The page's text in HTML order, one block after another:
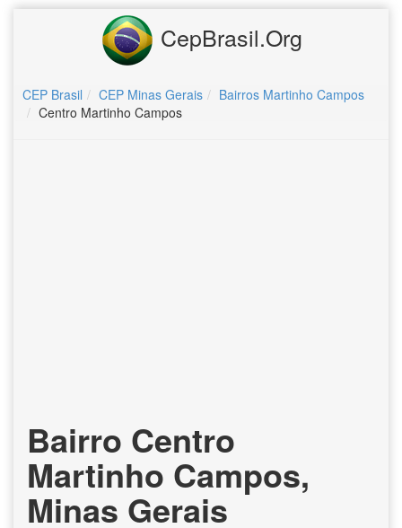
CepBrasil.Org
CEP Brasil CEP Minas Gerais
Bairros Martinho Campos
Centro Martinho Campos
Bairro Centro
Martinho Campos,
Minas Gerais